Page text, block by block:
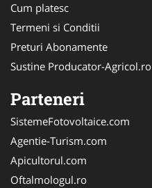
Cum platesc
Termeni si Conditii
Preturi Abonamente
Sustine Producator-Agricol.ro
Parteneri
SistemeFotovoltaice.com
Agentie-Turism.com
Apicultorul.com
Oftalmologul.ro